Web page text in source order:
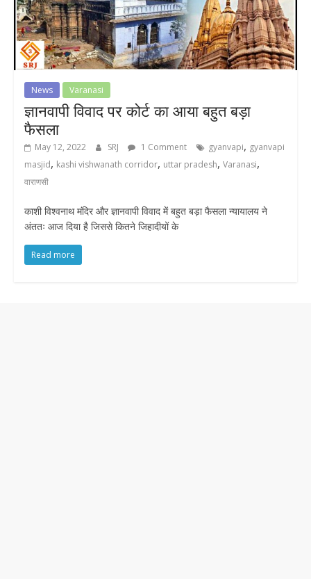
News Varanasi
ज्ञानवापी विवाद पर कोर्ट का आया बहुत बड़ा
फैसला
May 12, 2022 SRJ 1 Comment gyanvapi, gyanvapi
masjid, kashi vishwanath corridor, uttar pradesh, Varanasi,
वाराणसी
काशी विश्वनाथ मंदिर और ज्ञानवापी विवाद में बहुत बड़ा फैसला न्यायालय ने
अंततः आज दिया है जिससे कितने जिहादीयों के
Read more